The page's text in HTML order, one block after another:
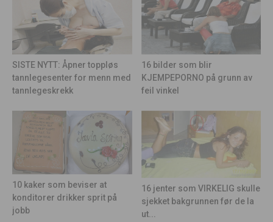
SISTE NYTT: Åpner toppløs
tannlegesenter for menn med
tannlegeskrekk
16 bilder som blir
KJEMPEPORNO på grunn av
feil vinkel
10 kaker som beviser at
konditorer drikker sprit på
jobb
16 jenter som VIRKELIG skulle
sjekket bakgrunnen før de la
ut...